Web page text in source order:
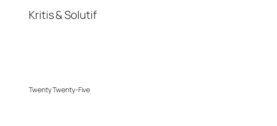
Kritis & Solutif
Twenty Twenty-Five